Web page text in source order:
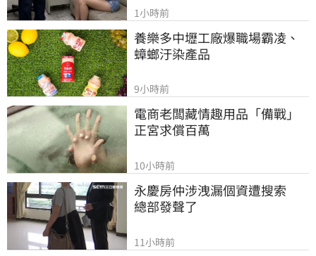
1小時前
養樂多中壢工廠爆職場霸凌、
蟑螂汙染產品
9小時前
電商老闆藏情趣用品「備戰」
正宮求償百萬
10小時前
永慶房仲涉洩漏個資遭搜索
總部發聲了
11小時前